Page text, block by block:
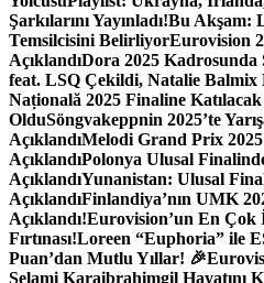
Şarkılarını Yayınladı!Bu Akşam:
Temsilcisini BelirliyorEurovision
AçıklandıDora 2025
feat. LSQ Çekildi, Natalie
Națională 2025 Finaline
OlduSöngvakeppnin 2025’te
AçıklandıMelodi Grand Prix 2025
AçıklandıPolonya Ulusal
AçıklandıYunanistan: Ulusal
AçıklandıFinlandiya’nın UMK
Açıklandı!Eurovision’un En
Fırtınası!Loreen “Euphoria” ile
Puan’dan Mutlu Yıllar! 🎉
Selami Karaibrahimgil Hayatını